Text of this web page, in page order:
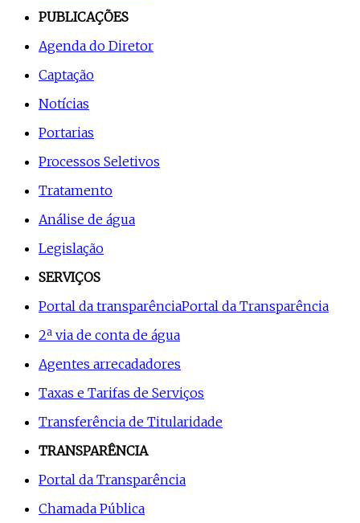
PUBLICAÇÕES
Agenda do Diretor
Captação
Notícias
Portarias
Processos Seletivos
Tratamento
Análise de água
Legislação
SERVIÇOS
Portal da transparênciaPortal da Transparência
2ª via de conta de água
Agentes arrecadadores
Taxas e Tarifas de Serviços
Transferência de Titularidade
TRANSPARÊNCIA
Portal da Transparência
Chamada Pública